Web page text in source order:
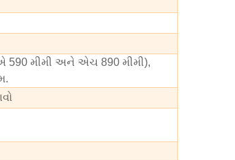
મીમી અને એચ 890 મીમી),